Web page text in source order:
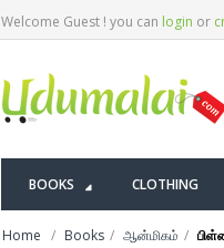
Welcome Guest ! you can login or
BOOKS CLOTHING
Home Books ஆன்மிகம்